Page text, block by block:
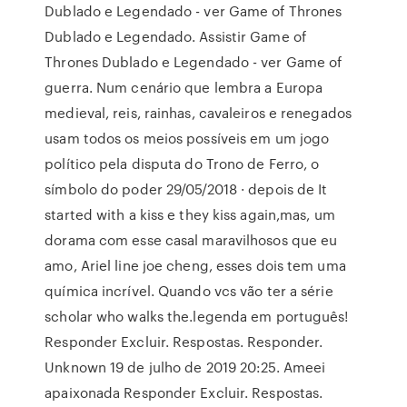
Dublado e Legendado - ver Game of Thrones
Dublado e Legendado. Assistir Game of
Thrones Dublado e Legendado - ver Game of
guerra. Num cenário que lembra a Europa
medieval, reis, rainhas, cavaleiros e renegados
usam todos os meios possíveis em um jogo
político pela disputa do Trono de Ferro, o
símbolo do poder 29/05/2018 · depois de It
started with a kiss e they kiss again,mas, um
dorama com esse casal maravilhosos que eu
amo, Ariel line joe cheng, esses dois tem uma
química incrível. Quando vcs vão ter a série
scholar who walks the.legenda em português!
Responder Excluir. Respostas. Responder.
Unknown 19 de julho de 2019 20:25. Ameei
apaixonada Responder Excluir. Respostas.